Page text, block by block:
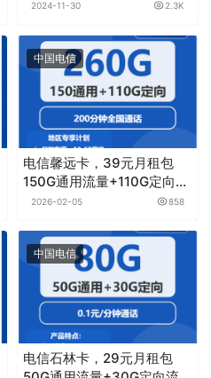
月租，限时限量卡
2024-11-30 2.3K
中国电信
电信馨远卡，39元月租包
150G通用流量+110G定向流
量+200分钟通话
2026-02-05 858
中国电信
电信石林卡，29元月租包